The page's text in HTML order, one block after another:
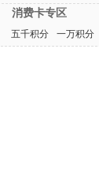
消费卡专区
五千积分 一万积分
最近浏览产品